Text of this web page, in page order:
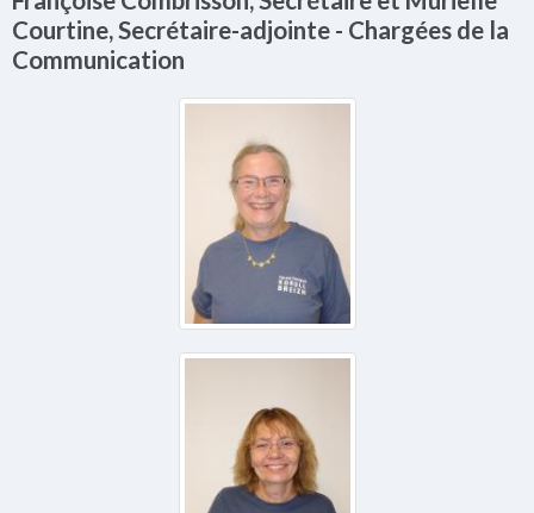
Courtine, Secrétaire-adjointe - Chargées de la
Communication